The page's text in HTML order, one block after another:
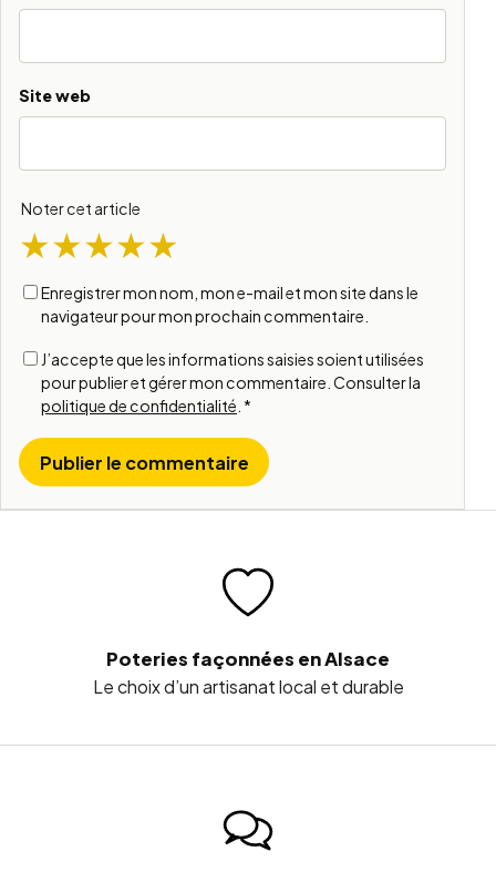
Site web
Noter cet article
★
★4 étoiles
★3 étoiles
★2 étoiles
★1 étoile
Enregistrer mon nom, mon e-mail et mon site dans le
navigateur pour mon prochain commentaire.
J’accepte que les informations saisies soient utilisées
pour publier et gérer mon commentaire. Consulter la
politique de confidentialité *
Poteries façonnées en Alsace
Le choix d’un artisanat local et durable